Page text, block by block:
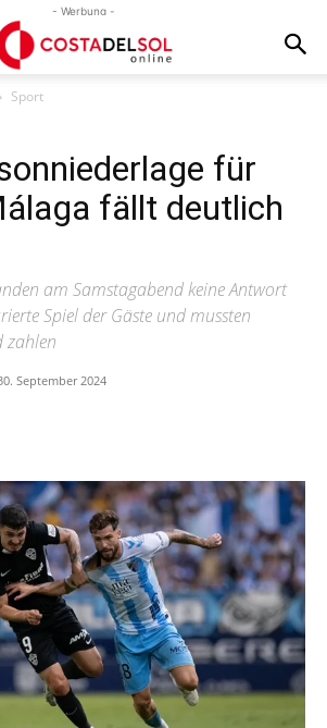
- Werbung -
Sport
für
fällt deutlich
am Samstagabend keine Antwort
Spiel der Gäste und mussten
zahlen
September 2024